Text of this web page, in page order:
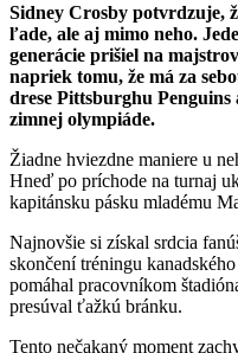
Sidney Crosby potvrdzuje,
ľade, ale aj mimo neho.
generácie prišiel na
napriek tomu, že má za
drese Pittsburghu
zimnej olympiáde.
Žiadne hviezdne maniere u
Hneď po príchode na turnaj
kapitánsku pásku mladému
Najnovšie si získal srdcia
skončení tréningu
pomáhal pracovníkom
presúval ťažkú bránku.
Tento nečakaný moment